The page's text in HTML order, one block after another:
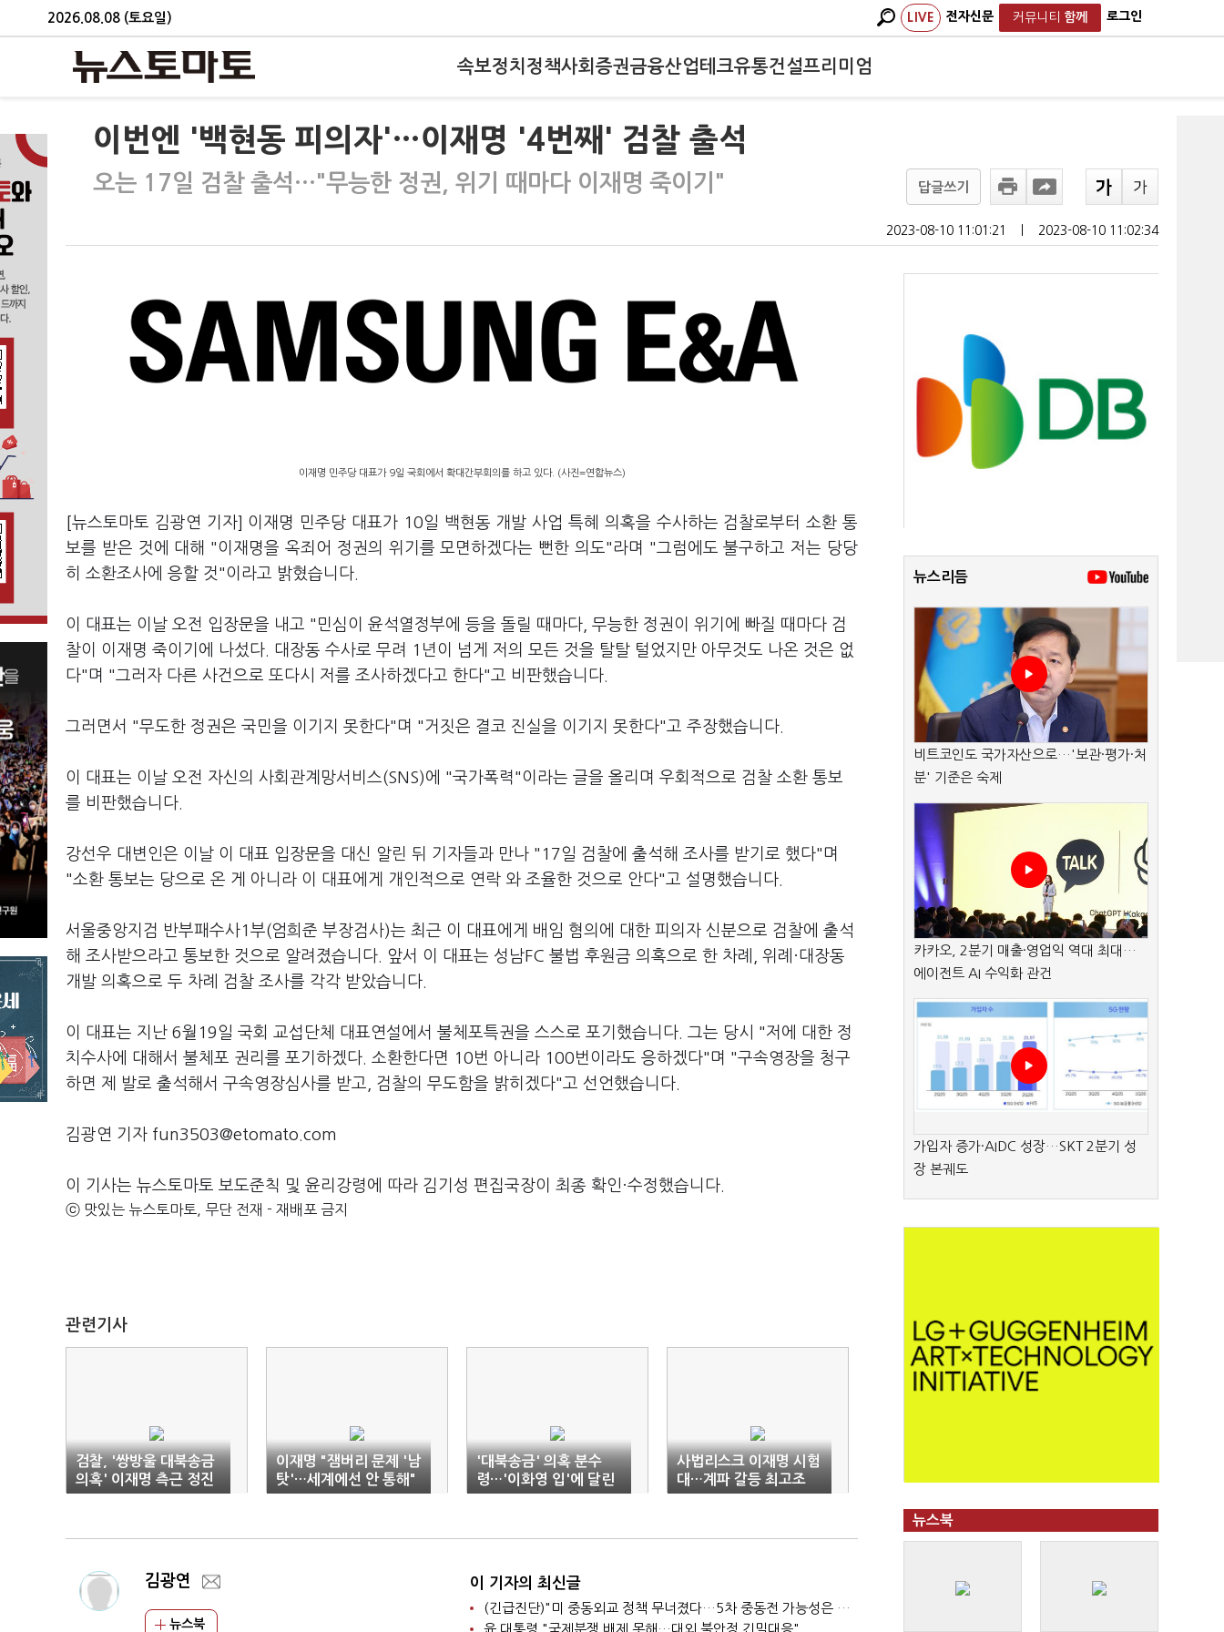
2026.08.08 (토요일) LIVE 전자신문 커뮤니티 함께 로그인
속보정치 정책사회 증권금융산업테크유통건설프리미엄
이번엔 '백현동 피의자'…이재명 '4번째' 검찰 출석
오는 17일 검찰 출석…"무능한 정권, 위기 때마다 이재명 죽이기" 답글쓰기
2023-08-10 11:01:21 2023-08-10 11:02:34
이재명 민주당 대표가 9일 국회에서 확대간부회의를 하고 있다. (사진=연합뉴스)
[뉴스토마토 김광연 기자] 이재명 민주당 대표가 10일 백현동 개발 사업 특혜 의혹을 수사하는 검찰로부터 소환 통
보를 받은 것에 대해 "이재명을 옥죄어 정권의 위기를 모면하겠다는 뻔한 의도"라며 "그럼에도 불구하고 저는 당당
히 소환조사에 응할 것"이라고 밝혔습니다.
이 대표는 이날 오전 입장문을 내고 "민심이 윤석열정부에 등을 돌릴 때마다, 무능한 정권이 위기에 빠질 때마다 검
찰이 이재명 죽이기에 나섰다. 대장동 수사로 무려 1년이 넘게 저의 모든 것을 탈탈 털었지만 아무것도 나온 것은 없
다"며 "그러자 다른 사건으로 또다시 저를 조사하겠다고 한다"고 비판했습니다.
그러면서 "무도한 정권은 국민을 이기지 못한다"며 "거짓은 결코 진실을 이기지 못한다"고 주장했습니다.
이 대표는 이날 오전 자신의 사회관계망서비스(SNS)에 "국가폭력"이라는 글을 올리며 우회적으로 검찰 소환 통보
를 비판했습니다.
강선우 대변인은 이날 이 대표 입장문을 대신 알린 뒤 기자들과 만나 "17일 검찰에 출석해 조사를 받기로 했다"며
"소환 통보는 당으로 온 게 아니라 이 대표에게 개인적으로 연락 와 조율한 것으로 안다"고 설명했습니다.
서울중앙지검 반부패수사1부(엄희준 부장검사)는 최근 이 대표에게 배임 혐의에 대한 피의자 신분으로 검찰에 출석
해 조사받으라고 통보한 것으로 알려졌습니다. 앞서 이 대표는 성남FC 불법 후원금 의혹으로 한 차례, 위례·대장동
개발 의혹으로 두 차례 검찰 조사를 각각 받았습니다.
이 대표는 지난 6월19일 국회 교섭단체 대표연설에서 불체포특권을 스스로 포기했습니다. 그는 당시 "저에 대한 정
치수사에 대해서 불체포 권리를 포기하겠다. 소환한다면 10번 아니라 100번이라도 응하겠다"며 "구속영장을 청구
하면 제 발로 출석해서 구속영장심사를 받고, 검찰의 무도함을 밝히겠다"고 선언했습니다.
김광연 기자 fun3503@etomato.com
이 기사는 뉴스토마토 보도준칙 및 윤리강령에 따라 김기성 편집국장이 최종 확인·수정했습니다.
ⓒ 맛있는 뉴스토마토, 무단 전재 - 재배포 금지
관련기사
검찰, '쌍방울 대북송금
의혹' 이재명 측근 정진
상 소환
이재명 "잼버리 문제 '남
탓'…세계에선 안 통해"
'대북송금' 의혹 분수
령…'이화영 입'에 달린
이재명
사법리스크 이재명 시험
대…계파 갈등 최고조
김광연
뉴스북
이 기자의 최신글
(긴급진단)"미 중동외교 정책 무너졌다…5차 중동전 가능성은 낮아"
윤 대통령 "국제분쟁 배제 못해…대외 불안정 긴밀대응"
뉴스리듬
비트코인도 국가자산으로…'보관·평가·처
분' 기준은 숙제
카카오, 2분기 매출·영업익 역대 최대…
에이전트 AI 수익화 관건
가입자 증가·AIDC 성장…SKT 2분기 성
장 본궤도
뉴스북